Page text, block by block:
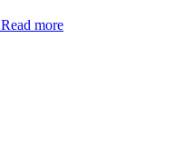
Read more